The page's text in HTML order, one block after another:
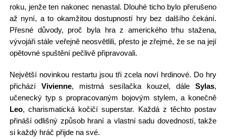
roku, jenže ten nakonec nenastal. Dlouhé ticho bylo přerušeno
až nyní, a to okamžitou dostupností hry bez dalšího čekání.
Přesné důvody, proč byla hra z amerického trhu stažena,
vývojáři stále veřejně neosvětlili, přesto je zřejmé, že se na její
opětovné spuštění pečlivě připravovali.
Největší novinkou restartu jsou tři zcela noví hrdinové. Do hry
přichází Vivienne, mistrná sesílačka kouzel, dáleSylas,
učenecký typ s propracovaným bojovým stylem, a konečně
Leo, charismatická kočičí superstar. Každá z těchto postav
přináší odlišný způsob hraní a vlastní sadu dovedností, takže
si každý hráč přijde na své.